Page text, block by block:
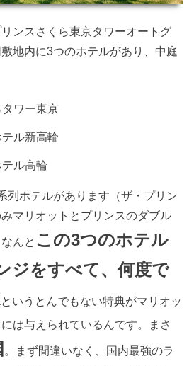
ンスさくら東京タワーオートグ
地内に3つのホテルがあり、中庭
ワー東京
ル新高輪
ル高輪
列ホテルがあります（ザ・プリン
マリオットとプリンスのダブル
んと この3つのホテル
ジをすべて、何度で
というとんでもない特典がマリオッ
は与えられているんです。まさ
。まず間違いなく、国内最強のラ